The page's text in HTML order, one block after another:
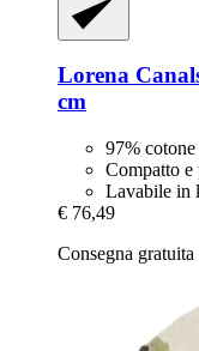
Lorena
cm
97%
Compatto e
Lavabile in
€ 76,49
Consegna